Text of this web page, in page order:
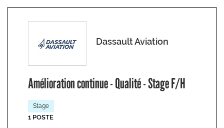
Dassault Aviation
Amélioration continue - Qualité - Stage F/H
Stage
1 POSTE